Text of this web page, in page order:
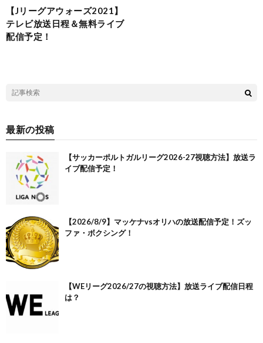
【Jリーグアウォーズ2021】
テレビ放送日程＆無料ライブ
配信予定！
最新の投稿
【サッカーポルトガルリーグ2026-27視聴方法】放送ラ
イブ配信予定！
【2026/8/9】マッケナvsオリハの放送配信予定！ズッ
ファ・ボクシング！
【WEリーグ2026/27の視聴方法】放送ライブ配信日程
は？